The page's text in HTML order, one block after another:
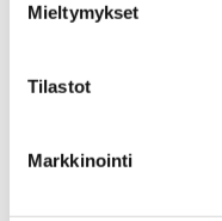
Mieltymykset
Tilastot
Markkinointi